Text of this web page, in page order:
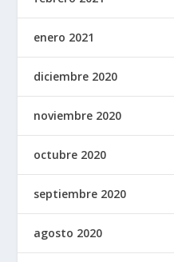
enero 2021
diciembre 2020
noviembre 2020
octubre 2020
septiembre 2020
agosto 2020